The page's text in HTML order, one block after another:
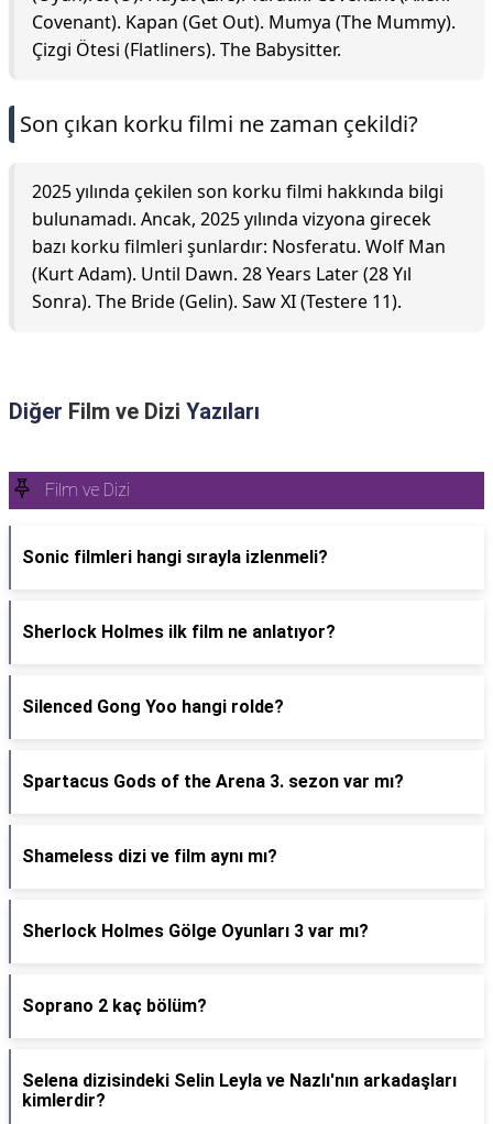
Covenant). Kapan (Get Out). Mumya (The Mummy).
Çizgi Ötesi (Flatliners). The Babysitter.
Son çıkan korku filmi ne zaman çekildi?
2025 yılında çekilen son korku filmi hakkında bilgi
bulunamadı. Ancak, 2025 yılında vizyona girecek
bazı korku filmleri şunlardır: Nosferatu. Wolf Man
(Kurt Adam). Until Dawn. 28 Years Later (28 Yıl
Sonra). The Bride (Gelin). Saw XI (Testere 11).
Diğer Film ve Dizi Yazıları
Film ve Dizi
Sonic filmleri hangi sırayla izlenmeli?
Sherlock Holmes ilk film ne anlatıyor?
Silenced Gong Yoo hangi rolde?
Spartacus Gods of the Arena 3. sezon var mı?
Shameless dizi ve film aynı mı?
Sherlock Holmes Gölge Oyunları 3 var mı?
Soprano 2 kaç bölüm?
Selena dizisindeki Selin Leyla ve Nazlı'nın arkadaşları
kimlerdir?